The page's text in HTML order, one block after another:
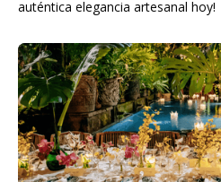
auténtica elegancia artesanal hoy!